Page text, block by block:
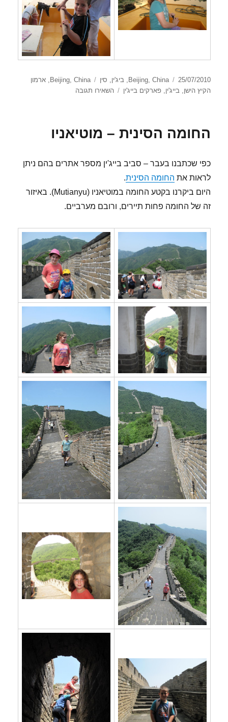
פורסם
בתאריך
25/07/2010 קטגוריותBeijing, China
,ביג'ין, סין תגיות Beijing, China
,ארמון
הקיץ הישן,בייג'ין,פארקים בייג'ין השאירו תגובה
החומה הסינית – מוטיאניו
כפי שכתבנו בעבר – סביב בייג'ין מספר אתרים בהם ניתן
לראות את החומה הסינית.
היום ביקרנו בקטע החומה במוטיאניו (Mutianyu). באיזור
זה של החומה פחות תיירים, ורובם מערביים.